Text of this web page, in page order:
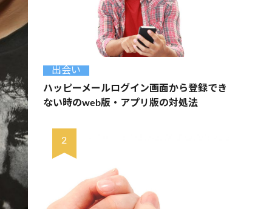
出会い
ハッピーメールログイン画面から登録でき
ない時のweb版・アプリ版の対処法